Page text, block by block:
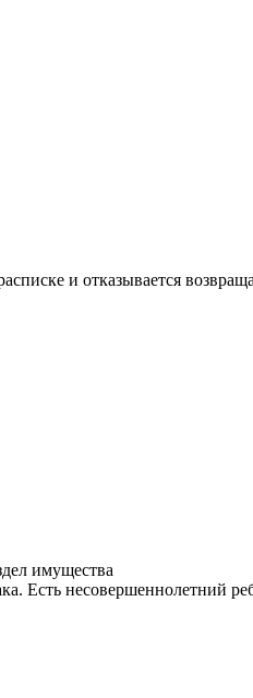
и отказывается
имущества
Есть несовершеннолетний